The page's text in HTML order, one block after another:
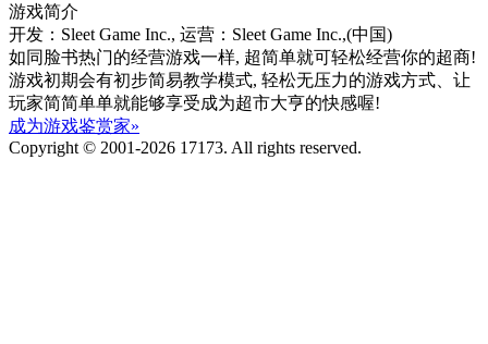
游戏简介
开发：Sleet Game Inc., 运营：Sleet Game Inc.,(中国)
如同脸书热门的经营游戏一样, 超简单就可轻松经营你的超商!
游戏初期会有初步简易教学模式, 轻松无压力的游戏方式、让
玩家简简单单就能够享受成为超市大亨的快感喔!
成为游戏鉴赏家»
Copyright © 2001-2026 17173. All rights reserved.